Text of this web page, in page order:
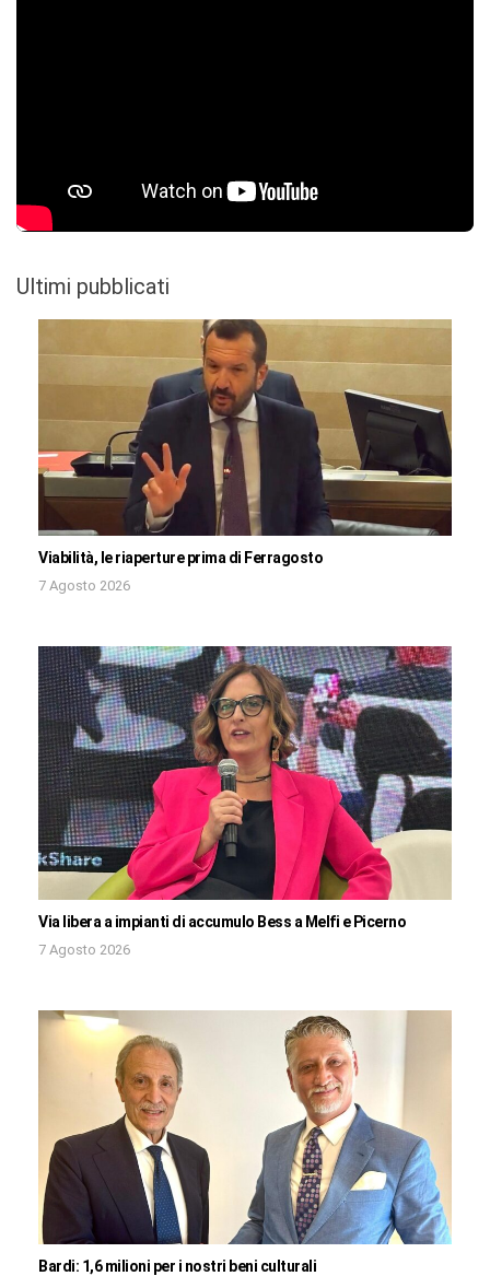
Ultimi pubblicati
Viabilità, le riaperture prima di Ferragosto
7 Agosto 2026
Via libera a impianti di accumulo Bess a Melfi e Picerno
7 Agosto 2026
Bardi: 1,6 milioni per i nostri beni culturali